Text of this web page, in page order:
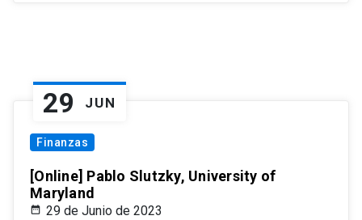
29 JUN
Finanzas
[Online] Pablo Slutzky, University of
Maryland
29 de Junio de 2023